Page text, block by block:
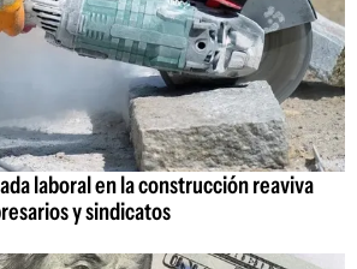
laboral en la construcción reaviva
y sindicatos